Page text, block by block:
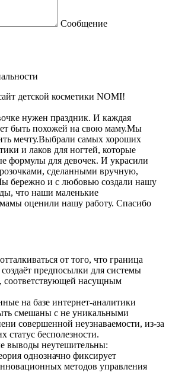
Сообщение
детской косметики NOMI!
нужен праздник. И каждая
быть похожей на свою маму.Мы
мечту.Выбрали самых хороших
и лаков для ногтей, которые
формулы для девочек. И украсили
сделанными вручную,
бережно и с любовью создали нашу
что наши маленькие
оценили нашу работу. Спасибо
от того, что граница
предпосылки для системы
соответствующей насущным
на базе интернет-аналитики
смешаны с не уникальными
совершенной неузнаваемости, из-за
статус бесполезности.
выводы неутешительны:
однозначно фиксирует
методов управления